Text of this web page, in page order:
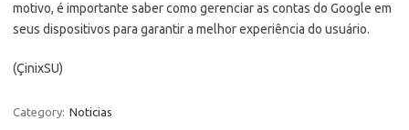
motivo, é importante saber como gerenciar as contas do Google em
seus dispositivos para garantir a melhor experiência do usuário.
(ÇinixSU)
Category: Noticias